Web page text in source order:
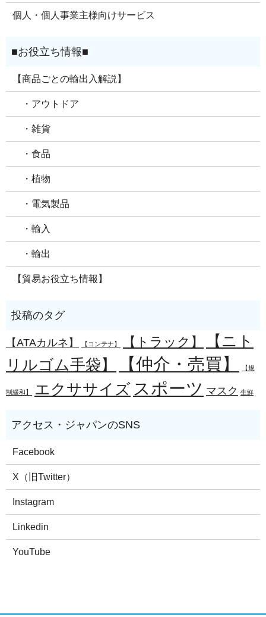
個人・個人事業主様向けサービス
【商品ごとの輸出入解説】
・アウトドア
・雑貨
・食品
・植物
・電気製品
・輸入
・輸出
【貿易お役立ち情報】
【ATAカルネ】 【コンテナ】 【トラック】
【ニト
リルゴム手袋】
【仲介・売買】 【規
制緩和】 エクササイズ スポーツ マスク 生鮮
Facebook
X（旧Twitter）
Instagram
Linkedin
YouTube